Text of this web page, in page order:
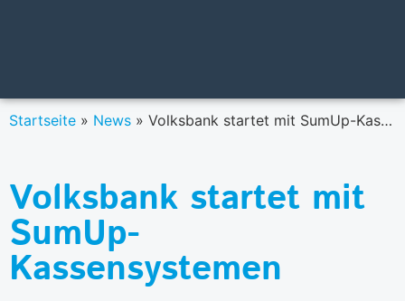
Startseite » News » Volksbank startet mit SumUp-Kassensystemen
Volksbank startet mit
SumUp-
Kassensystemen